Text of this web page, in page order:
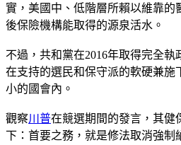
實，美國中、低階層所賴以維靠的
後保險機構能取得的源泉活水。
不過，共和黨在2016年取得完全
在支持的選民和保守派的軟硬兼施
小的國會內。
觀察川普在競選期間的發言，其健
下：首要之務，就是修法取消強制